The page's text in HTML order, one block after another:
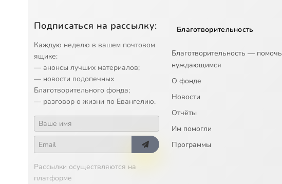
Подписаться на рассылку:
Каждую неделю в вашем почтовом
ящике:
— анонсы лучших материалов;
— новости подопечных
Благотворительного фонда;
— разговор о жизни по Евангелию.
Рассылки осуществляются на
платформе
Благотворительность
Благотворительность — помочь
нуждающимся
О фонде
Новости
Отчёты
Им помогли
Программы